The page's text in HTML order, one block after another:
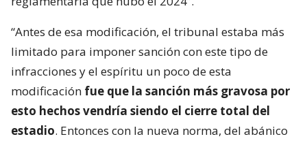
“Antes de esa modificación, el tribunal estaba más
limitado para imponer sanción con este tipo de
infracciones y el espíritu un poco de esta
modificación fue que la sanción más gravosa por
esto hechos vendría siendo el cierre total del
estadio. Entonces con la nueva norma, del abánico